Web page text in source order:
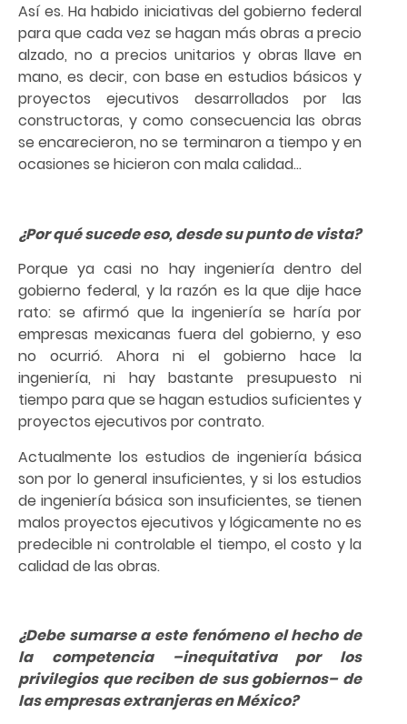
Así es. Ha habido iniciativas del gobierno federal
para que cada vez se hagan más obras a precio
alzado, no a precios unitarios y obras llave en
mano, es decir, con base en estudios básicos y
proyectos ejecutivos desarrollados por las
constructoras, y como consecuencia las obras
se encarecieron, no se terminaron a tiempo y en
ocasiones se hicieron con mala calidad…
¿Por qué sucede eso, desde su punto de vista?
Porque ya casi no hay ingeniería dentro del
gobierno federal, y la razón es la que dije hace
rato: se afirmó que la ingeniería se haría por
empresas mexicanas fuera del gobierno, y eso
no ocurrió. Ahora ni el gobierno hace la
ingeniería, ni hay bastante presupuesto ni
tiempo para que se hagan estudios suficientes y
proyectos ejecutivos por contrato.
Actualmente los estudios de ingeniería básica
son por lo general insuficientes, y si los estudios
de ingeniería básica son insuficientes, se tienen
malos proyectos ejecutivos y lógicamente no es
predecible ni controlable el tiempo, el costo y la
calidad de las obras.
¿Debe sumarse a este fenómeno el hecho de
la competencia –inequitativa por los
privilegios que reciben de sus gobiernos– de
las empresas extranjeras en México?